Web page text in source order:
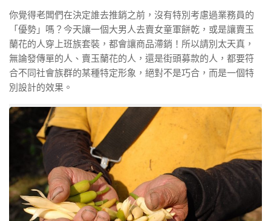
你覺得老闆們在決定誰去推銷之前，沒有特別考慮過業務員的
「優勢」嗎？今天讓一個大男人去賣女童軍餅乾，或是讓賣玉
蘭花的人穿上班族套裝，都會讓商品滯銷！所以請別太天真，
無論發傳單的人、賣玉蘭花的人，還是街頭募款的人，都要符
合不同社會族群的某種特定形象，絕對不是巧合，而是一個特
別設計的效果。